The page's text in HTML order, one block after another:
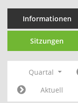
Informationen
Sitzungen
Quartal
Aktuell